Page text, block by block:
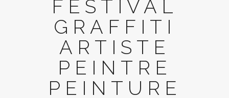
FESTIVAL
GRAFFITI
ARTISTE
PEINTRE
PEINTURE